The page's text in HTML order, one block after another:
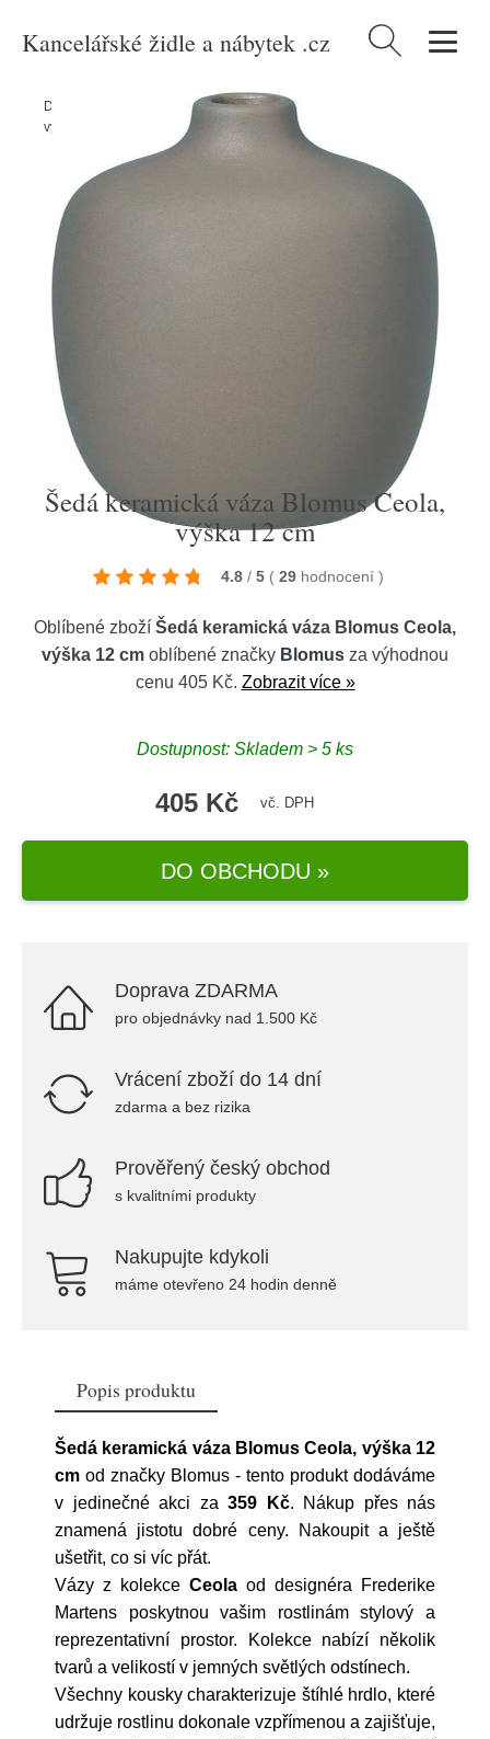
Kancelářské židle a nábytek .cz Vyhledávání
Domů Dekorace /Šedá keramická váza Blomus Ceola,
výška 12 cm
Šedá keramická váza Blomus Ceola,
výška 12 cm
4.8 / 5 ( 29 hodnocení )
Oblíbené zboží Šedá keramická váza Blomus Ceola,
výška 12 cm oblíbené značky Blomus za výhodnou
cenu 405 Kč. Zobrazit více »
Dostupnost: Skladem > 5 ks
405 Kč vč. DPH
DO OBCHODU »
Doprava ZDARMA
pro objednávky nad 1.500 Kč
Vrácení zboží do 14 dní
zdarma a bez rizika
Prověřený český obchod
s kvalitními produkty
Nakupujte kdykoli
máme otevřeno 24 hodin denně
Popis produktu
Šedá keramická váza Blomus Ceola, výška 12
cm od značky Blomus - tento produkt dodáváme
v jedinečné akci za 359 Kč. Nákup přes nás
znamená jistotu dobré ceny. Nakoupit a ještě
ušetřit, co si víc přát.
Vázy z kolekce Ceola od designéra Frederike
Martens poskytnou vašim rostlinám stylový a
reprezentativní prostor. Kolekce nabízí několik
tvarů a velikostí v jemných světlých odstínech.
Všechny kousky charakterizuje štíhlé hrdlo, které
udržuje rostlinu dokonale vzpřímenou a zajišťuje,